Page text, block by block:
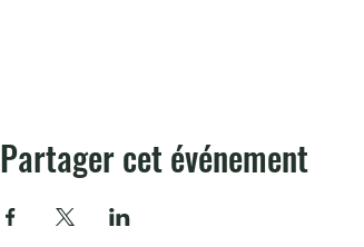
Partager cet événement